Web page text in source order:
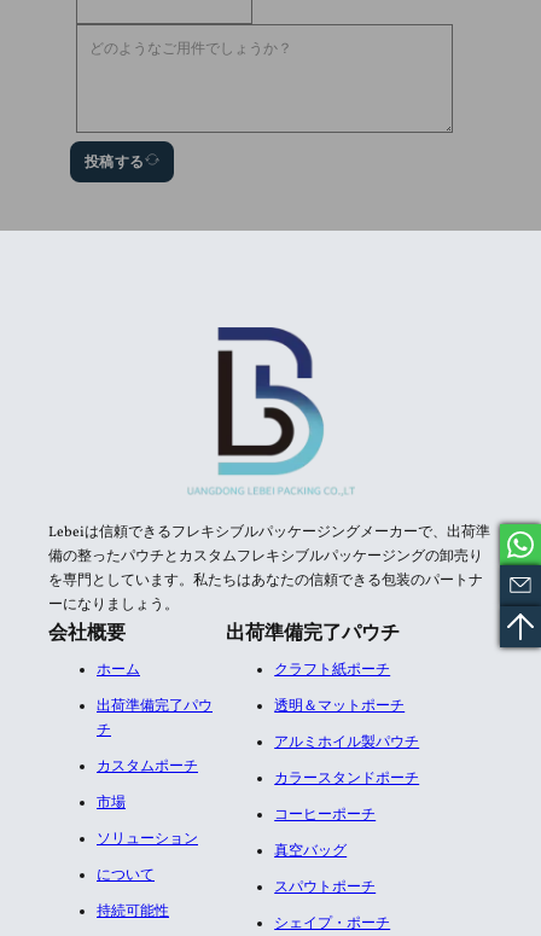
投稿する
Lebeiは信頼できるフレキシブルパッケージングメーカーで、出荷準
備の整ったパウチとカスタムフレキシブルパッケージングの卸売り
を専門としています。私たちはあなたの信頼できる包装のパートナ
ーになりましょう。
会社概要
ホーム
出荷準備完了パウ
チ
カスタムポーチ
市場
ソリューション
について
持続可能性
出荷準備完了パウチ
クラフト紙ポーチ
透明＆マットポーチ
アルミホイル製パウチ​
カラースタンドポーチ
コーヒーポーチ
真空バッグ
スパウトポーチ
シェイプ・ポーチ